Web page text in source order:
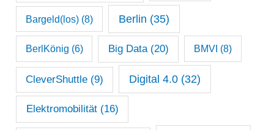
h
Bargeld(los)(8) Berlin (35)
BerlKönig (6) Big Data(20) BMVI (8)
CleverShuttle (9) Digital 4.0(32)
Elektromobilität(16)